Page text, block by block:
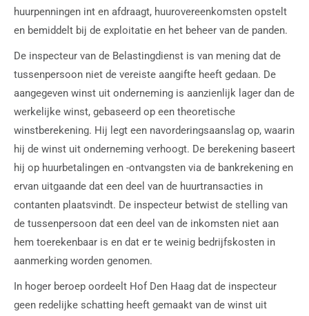
huurpenningen int en afdraagt, huurovereenkomsten opstelt
en bemiddelt bij de exploitatie en het beheer van de panden.
De inspecteur van de Belastingdienst is van mening dat de
tussenpersoon niet de vereiste aangifte heeft gedaan. De
aangegeven winst uit onderneming is aanzienlijk lager dan de
werkelijke winst, gebaseerd op een theoretische
winstberekening. Hij legt een navorderingsaanslag op, waarin
hij de winst uit onderneming verhoogt. De berekening baseert
hij op huurbetalingen en -ontvangsten via de bankrekening en
ervan uitgaande dat een deel van de huurtransacties in
contanten plaatsvindt. De inspecteur betwist de stelling van
de tussenpersoon dat een deel van de inkomsten niet aan
hem toerekenbaar is en dat er te weinig bedrijfskosten in
aanmerking worden genomen.
In hoger beroep oordeelt Hof Den Haag dat de inspecteur
geen redelijke schatting heeft gemaakt van de winst uit